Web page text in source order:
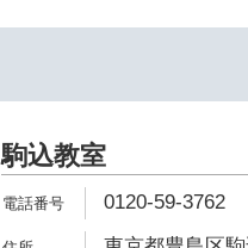
駒込教室
0120-59-3762